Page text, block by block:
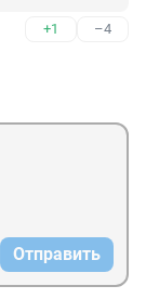
+1 –4
Отправить